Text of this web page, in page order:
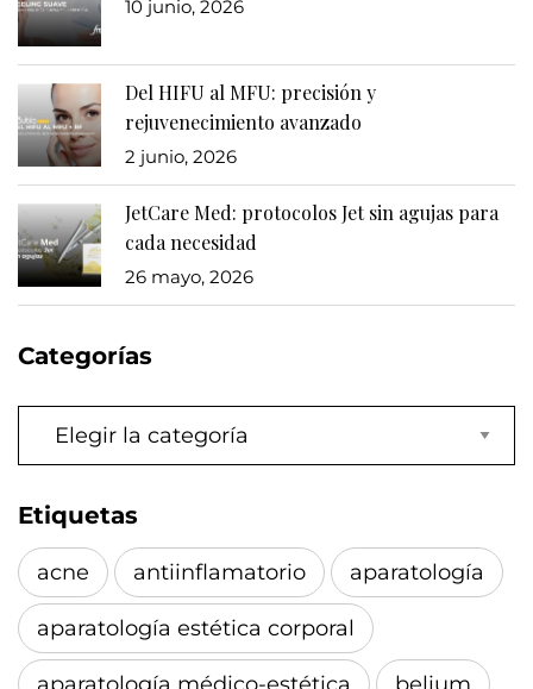
10 junio, 2026
Del HIFU al MFU: precisión y
rejuvenecimiento avanzado
2 junio, 2026
JetCare Med: protocolos Jet sin agujas para
cada necesidad
26 mayo, 2026
Categorías
Categorías
Etiquetas
acne antiinflamatorio aparatología
aparatología estética corporal